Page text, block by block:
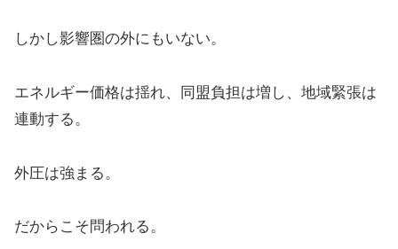
しかし影響圏の外にもいない。
エネルギー価格は揺れ、同盟負担は増し、地域緊張は
連動する。
外圧は強まる。
だからこそ問われる。